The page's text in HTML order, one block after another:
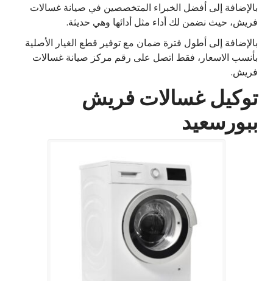
بالإضافة إلى أفضل الخبراء المتخصصين في صيانة غسالات
فريش، حيث نضمن لك أداء مثل أدائها وهي حديثة.
بالإضافة إلى أطول فترة ضمان مع توفير قطع الغيار الأصلية
بأنسب الاسعار، فقط اتصل على رقم مركز صيانة غسالات
فريش.
توكيل غسالات فريش
ببورسعيد